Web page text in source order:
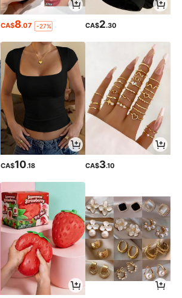
CA$8.07 -27% CA$2.30
CA$10.18 CA$3.10